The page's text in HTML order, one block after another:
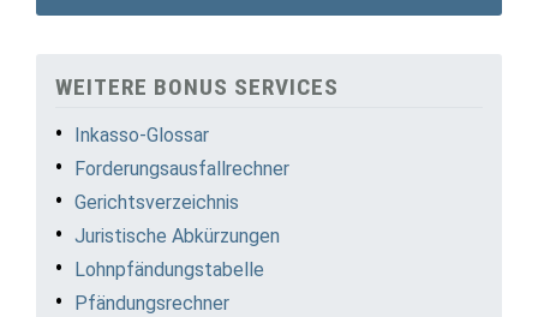
WEITERE BONUS SERVICES
Inkasso-Glossar
Forderungsausfallrechner
Gerichtsverzeichnis
Juristische Abkürzungen
Lohnpfändungstabelle
Pfändungsrechner